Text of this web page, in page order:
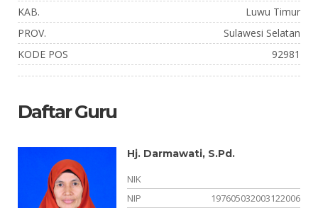
KAB.
Luwu Timur
PROV.
Sulawesi Selatan
KODE POS
92981
Daftar Guru
Hj. Darmawati, S.Pd.
NIK
NIP
197605032003122006